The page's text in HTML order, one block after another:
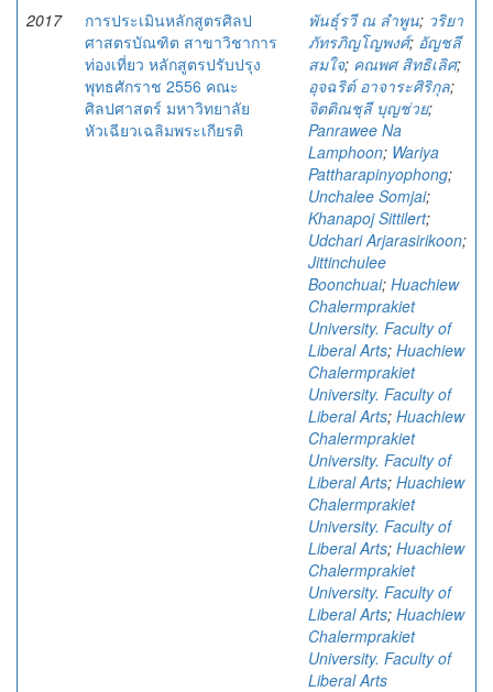
2017
การประเมินหลักสูตรศิลป
ศาสตรบัณฑิต สาขาวิชาการ
ท่องเที่ยว หลักสูตรปรับปรุง
พุทธศักราช 2556 คณะ
ศิลปศาสตร์ มหาวิทยาลัย
หัวเฉียวเฉลิมพระเกียรติ
พันธุ์รวี ณ ลำพูน; วริยา
ภัทรภิญโญพงศ์; อัญชลี
สมใจ; คณพศ สิทธิเลิศ;
อุจฉริต์ อาจาระศิริกุล;
จิตติณชุลี บุญช่วย;
Panrawee Na
Lamphoon; Wariya
Pattharapinyophong;
Unchalee Somjai;
Khanapoj Sittilert;
Udchari Arjarasirikoon;
Jittinchulee
Boonchuai; Huachiew
Chalermprakiet
University. Faculty of
Liberal Arts; Huachiew
Chalermprakiet
University. Faculty of
Liberal Arts; Huachiew
Chalermprakiet
University. Faculty of
Liberal Arts; Huachiew
Chalermprakiet
University. Faculty of
Liberal Arts; Huachiew
Chalermprakiet
University. Faculty of
Liberal Arts; Huachiew
Chalermprakiet
University. Faculty of
Liberal Arts